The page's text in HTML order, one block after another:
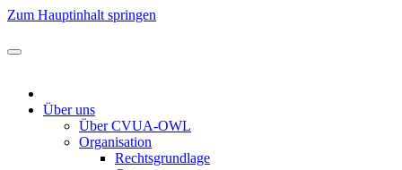
Zum Hauptinhalt springen
Über uns
Über CVUA-OWL
Organisation
Rechtsgrundlage